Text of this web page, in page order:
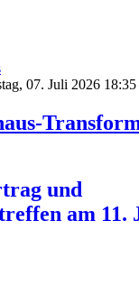
07. Juli 2026 18:35